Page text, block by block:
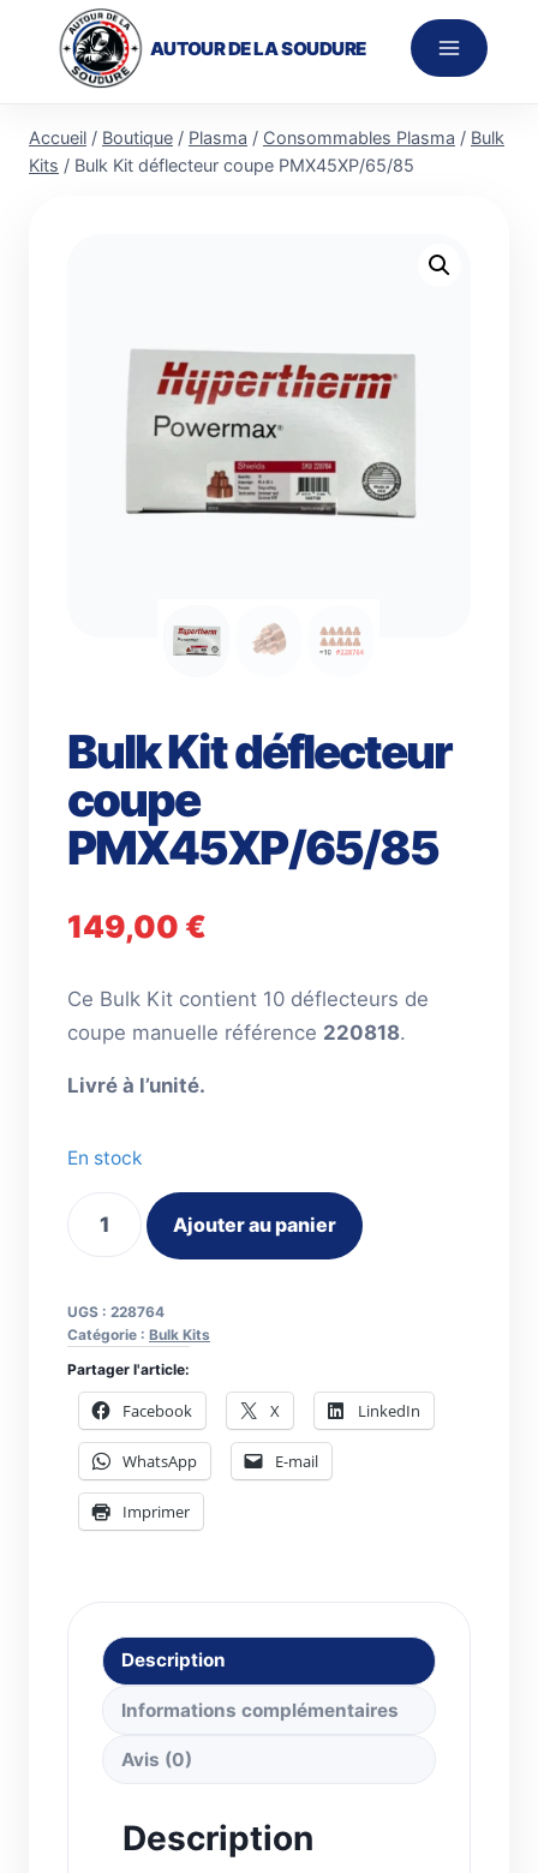
contenu
AUTOUR DE LA SOUDURE
Accueil / Boutique / Plasma / Consommables Plasma / Bulk
Kits / Bulk Kit déflecteur coupe PMX45XP/65/85
Bulk Kit déflecteur
coupe
PMX45XP/65/85
149,00 €
Ce Bulk Kit contient 10 déflecteurs de
coupe manuelle référence 220818.
Livré à l’unité.
En stock
Kit
déflecteur
coupe
PMX45XP/65/85
Ajouter au panier
UGS : 228764
Catégorie : Bulk Kits
Partager l'article:
Facebook X LinkedIn
WhatsApp E-mail
Imprimer
Description
Informations complémentaires
Avis (0)
Description